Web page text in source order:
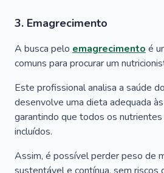
3. Emagrecimento
A busca pelo emagrecimentoé
comuns para procurar um
Este profissional analisa a saúde
desenvolve uma dieta adequada
garantindo que todos os
incluídos.
Assim, é possível perder peso de